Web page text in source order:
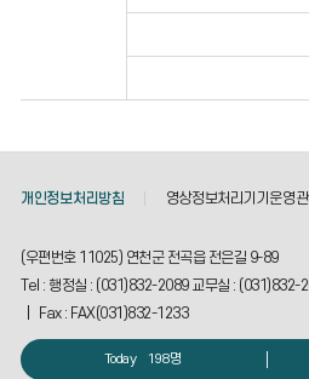
개인정보처리방침 영상정보처리기기운영
(우편번호 11025) 연천군 전곡읍 전은길 9-89
Tel : 행정실 : (031)832-2089 교무실 :
| Fax : FAX(031)832-1233
Today 198명